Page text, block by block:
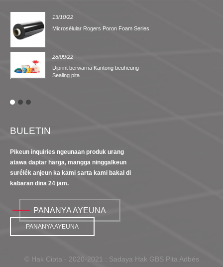
13/10/22
Microsélular Rogers Poron Foam Series
28/09/22
Diprint berwarna Kantong beuheung
Sealing pita
BULETIN
Pikeun inquiries ngeunaan produk urang
atawa daptar harga, mangga ninggalkeun
surélék anjeun ka kami sarta kami bakal di
kabaran dina 24 jam.
PANANYA AYEUNA
PANANYA AYEUNA
© Hak Cipta - 2020-2021 : Sadaya Hak GBS Pita Adbés